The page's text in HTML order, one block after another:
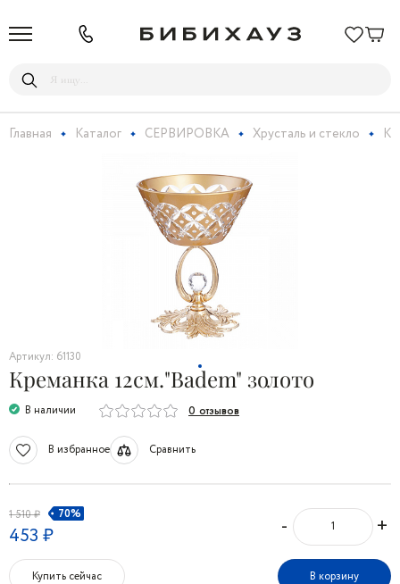
Главная Каталог СЕРВИРОВКА Хрусталь и стекло
Артикул: 61130
Креманка 12см."Badem" золото
В наличии 0 отзывов
В избранное Сравнить
1 510 ₽ 70%
453 ₽ - +
Купить сейчас В корзину